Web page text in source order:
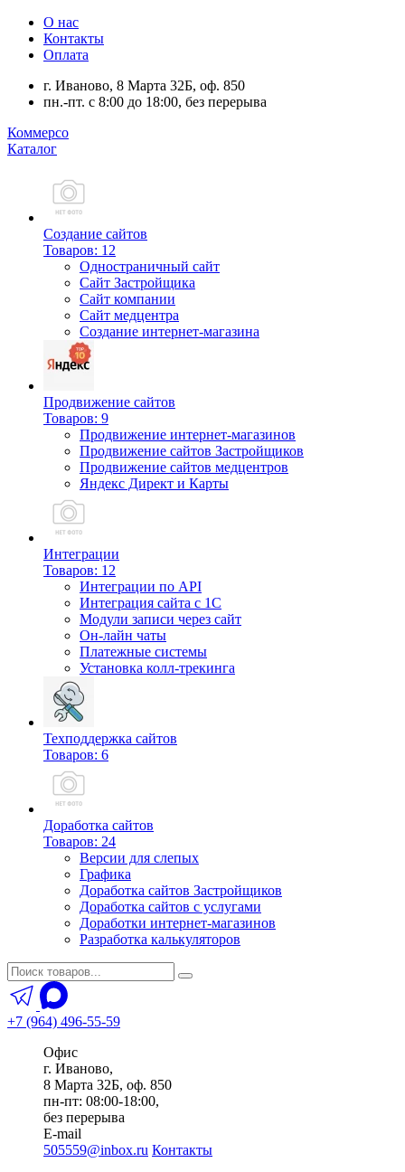
О нас
Контакты
Оплата
г. Иваново, 8 Марта 32Б, оф. 850
пн.-пт. с 8:00 до 18:00, без перерыва
Коммерсо
Каталог
Создание сайтов
Товаров: 12
Одностраничный сайт
Сайт Застройщика
Сайт компании
Сайт медцентра
Создание интернет-магазина
Продвижение сайтов
Товаров: 9
Продвижение интернет-магазинов
Продвижение сайтов Застройщиков
Продвижение сайтов медцентров
Яндекс Директ и Карты
Интеграции
Товаров: 12
Интеграции по API
Интеграция сайта с 1С
Модули записи через сайт
Он-лайн чаты
Платежные системы
Установка колл-трекинга
Техподдержка сайтов
Товаров: 6
Доработка сайтов
Товаров: 24
Версии для слепых
Графика
Доработка сайтов Застройщиков
Доработка сайтов с услугами
Доработки интернет-магазинов
Разработка калькуляторов
+7 (964) 496-55-59
Офис
г. Иваново,
8 Марта 32Б, оф. 850
пн-пт: 08:00-18:00,
без перерыва
E-mail
505559@inbox.ru Контакты